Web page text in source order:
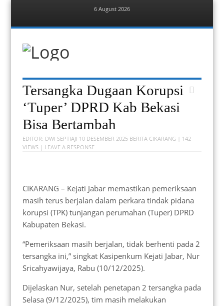
6 August 2026
Menu
to
Berita Bekasi
Menu
Skip
content
Tersangka Dugaan Korupsi
‘Tuper’ DPRD Kab Bekasi
Bisa Bertambah
EDITOR: DWI SEPTIAJI 10 DESEMBER 2025 BERITA CIKARANG | 142
VIEWS | LEAVE A RESPONSE
CIKARANG – Kejati Jabar memastikan pemeriksaan
masih terus berjalan dalam perkara tindak pidana
korupsi (TPK) tunjangan perumahan (Tuper) DPRD
Kabupaten Bekasi.
“Pemeriksaan masih berjalan, tidak berhenti pada 2
tersangka ini,” singkat Kasipenkum Kejati Jabar, Nur
Sricahyawijaya, Rabu (10/12/2025).
Dijelaskan Nur, setelah penetapan 2 tersangka pada
Selasa (9/12/2025), tim masih melakukan